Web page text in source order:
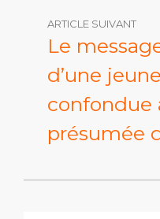
ARTICLE SUIVANT
Le
d’une
confondue
présumée